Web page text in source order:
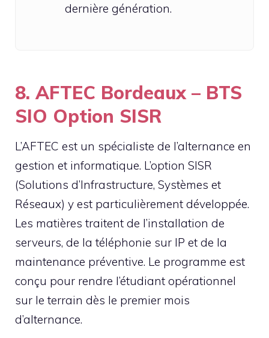
dernière génération.
8. AFTEC Bordeaux – BTS
SIO Option SISR
L’AFTEC est un spécialiste de l’alternance en
gestion et informatique. L’option SISR
(Solutions d’Infrastructure, Systèmes et
Réseaux) y est particulièrement développée.
Les matières traitent de l’installation de
serveurs, de la téléphonie sur IP et de la
maintenance préventive. Le programme est
conçu pour rendre l’étudiant opérationnel
sur le terrain dès le premier mois
d’alternance.